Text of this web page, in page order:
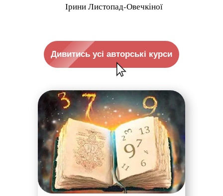
Дивитись усі авторські курси
Ірини Листопад-Овечкіної